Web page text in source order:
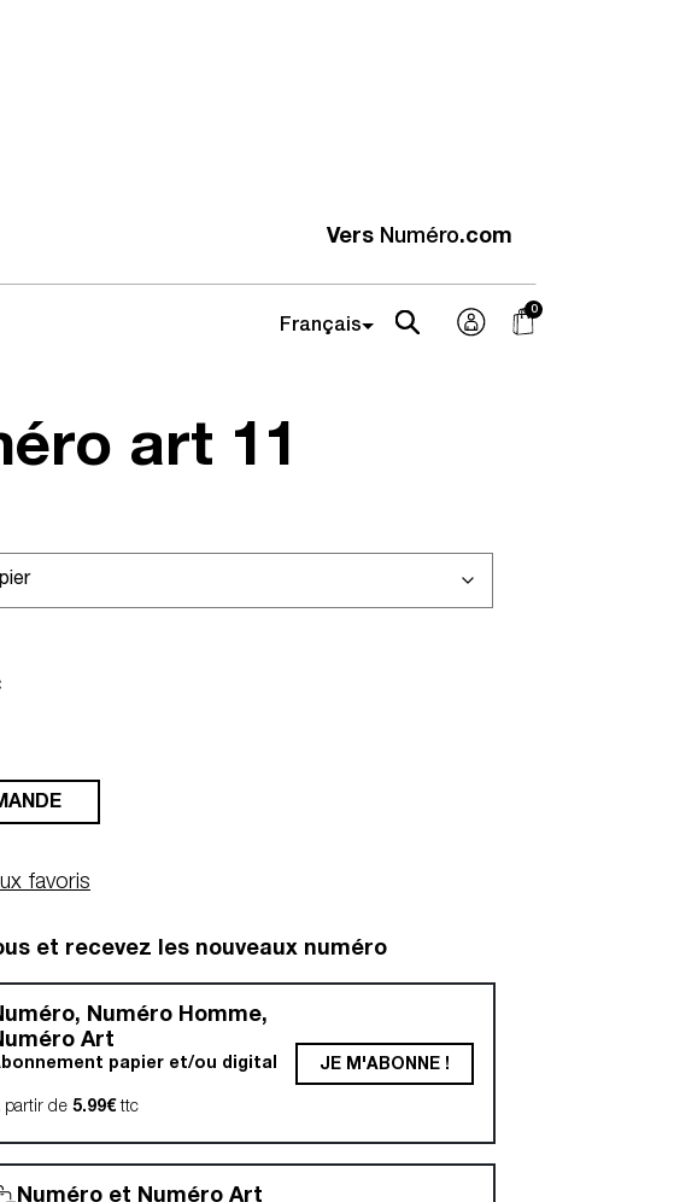
Vers Numéro.com
art 11
favoris
et recevez les nouveaux numéro
Numéro Homme,
Art
papier et/ou digital
partir de5.99€ ttc
JE M'ABONNE !